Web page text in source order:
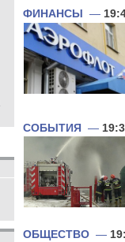
ФИНАНСЫ —
СОБЫТИЯ —
ОБЩЕСТВО —